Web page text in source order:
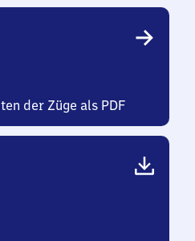
der Züge als PDF